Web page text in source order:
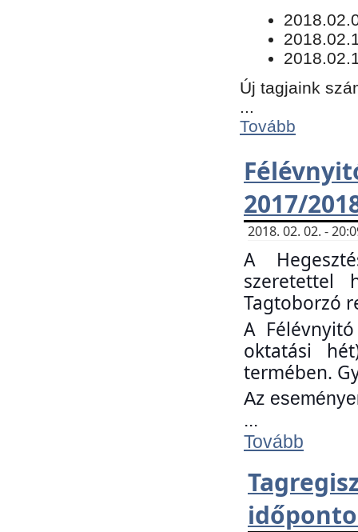
Új tagjaink
Tovább
2017/
2018. 02. 02. -
A
szeretettel
Tagtoborzó
A
oktatási
termében.
Az
...
Tovább